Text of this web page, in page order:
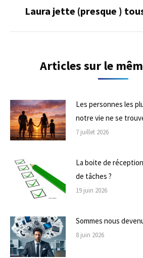
Onglet
Laura jette (presque )
Articles sur le
Les personnes les
notre vie ne se
7 juillet 2026
La boite de
de tâches ?
19 juin 2026
Sommes nous
8 juin 2026